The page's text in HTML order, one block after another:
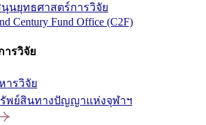
นยุทธศาสตร์การวิจัย
Century Fund Office (C2F)
ารวิจัย
ารวิจัย
พย์สินทางปัญญาแห่งจุฬาฯ